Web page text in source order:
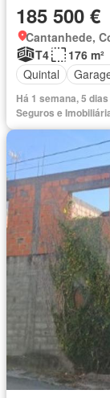
185 500 €
Cantanhede,
T4
176 m²
Quintal
Há 1 semana, 5
Seguros e